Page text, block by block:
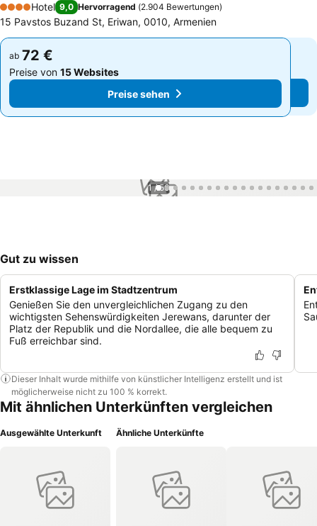
4 Sterne
Hotel 9,0 Hervorragend (2.904 Bewertungen)
15 Pavstos Buzand St, Eriwan, 0010, Armenien
ab 72 €
Preise von 15 Websites
Preise sehen
ab 72 €
Preise von 15 Websites
Preise sehen
1 / 56
Gut zu wissen
Erstklassige Lage im Stadtzentrum
Genießen Sie den unvergleichlichen Zugang zu den
wichtigsten Sehenswürdigkeiten Jerewans, darunter der
Platz der Republik und die Nordallee, die alle bequem zu
Fuß erreichbar sind.
Dieser Inhalt wurde mithilfe von künstlicher Intelligenz erstellt und ist
möglicherweise nicht zu 100 % korrekt.
Mit ähnlichen Unterkünften vergleichen
Ausgewählte Unterkunft Ähnliche Unterkünfte